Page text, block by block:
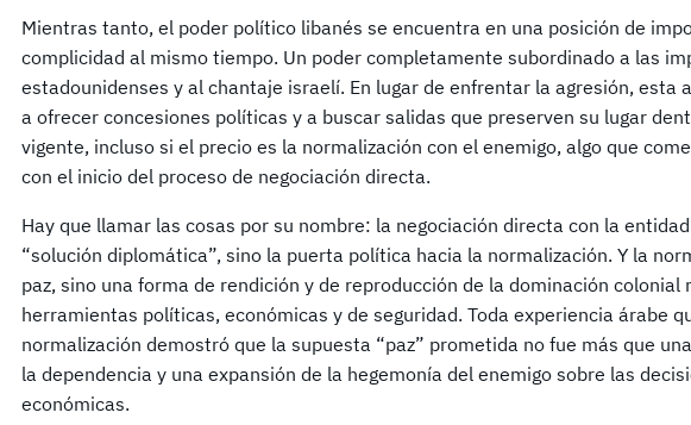
Mientras tanto, el poder político libanés se encuentra en una posición de
complicidad al mismo tiempo. Un poder completamente subordinado a las
estadounidenses y al chantaje israelí. En lugar de enfrentar la agresión, esta
a ofrecer concesiones políticas y a buscar salidas que preserven su lugar
vigente, incluso si el precio es la normalización con el enemigo, algo que
con el inicio del proceso de negociación directa.
Hay que llamar las cosas por su nombre: la negociación directa con la
“solución diplomática”, sino la puerta política hacia la normalización. Y la
paz, sino una forma de rendición y de reproducción de la dominación colonial
herramientas políticas, económicas y de seguridad. Toda experiencia árabe
normalización demostró que la supuesta “paz” prometida no fue más que
la dependencia y una expansión de la hegemonía del enemigo sobre las
económicas.